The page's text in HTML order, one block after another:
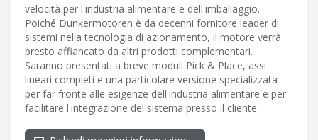
velocità per l'industria alimentare e dell'imballaggio.
Poiché Dunkermotoren è da decenni fornitore leader di
sistemi nella tecnologia di azionamento, il motore verrà
presto affiancato da altri prodotti complementari.
Saranno presentati a breve moduli Pick & Place, assi
lineari completi e una particolare versione specializzata
per far fronte alle esigenze dell'industria alimentare e per
facilitare l'integrazione del sistema presso il cliente.